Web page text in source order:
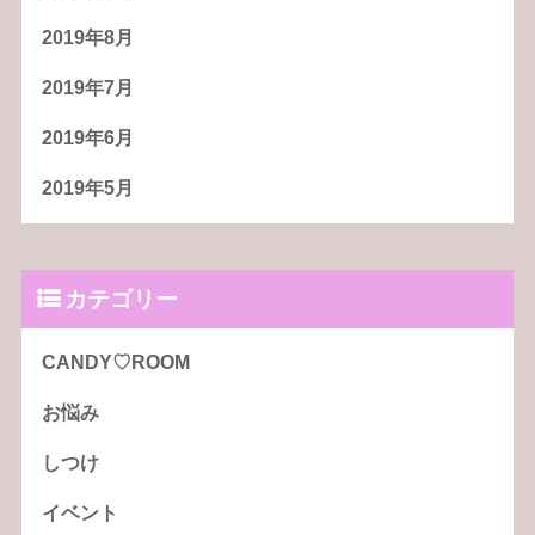
2019年8月
2019年7月
2019年6月
2019年5月
カテゴリー
CANDY♡ROOM
お悩み
しつけ
イベント